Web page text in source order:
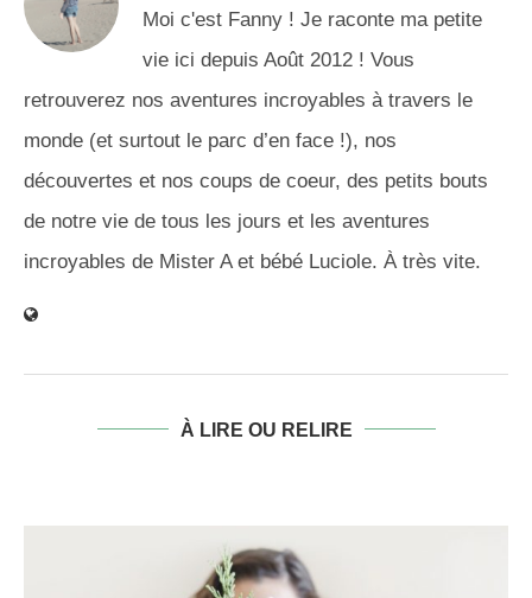
Moi c'est Fanny ! Je raconte ma petite
vie ici depuis Août 2012 ! Vous
retrouverez nos aventures incroyables à travers le
monde (et surtout le parc d’en face !), nos
découvertes et nos coups de coeur, des petits bouts
de notre vie de tous les jours et les aventures
incroyables de Mister A et bébé Luciole. À très vite.
À LIRE OU RELIRE